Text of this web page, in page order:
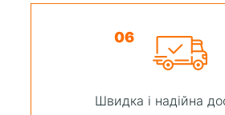
06
Швидка і надійна